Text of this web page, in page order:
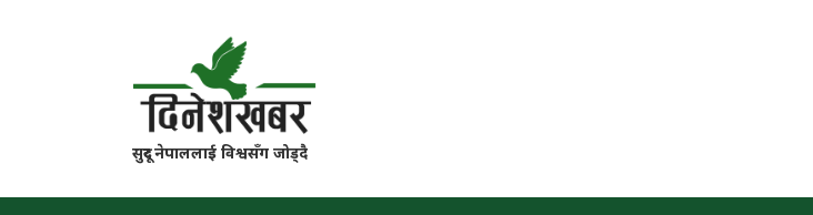
सुदूर नेपाललाई विश्वसँग जोड्दै